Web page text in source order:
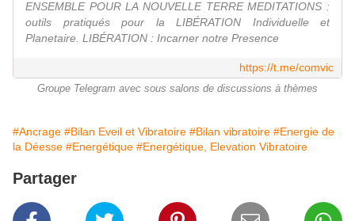
ENSEMBLE POUR LA NOUVELLE TERRE MEDITATIONS :
outils pratiqués pour la LIBÉRATION Individuelle et
Planetaire. LIBÉRATION : Incarner notre Presence
https://t.me/comvic
Groupe Telegram avec sous salons de discussions à thèmes
#Ancrage #Bilan Eveil et Vibratoire #Bilan vibratoire #Energie de
la Déesse #Energétique #Energétique, Elevation Vibratoire
Partager